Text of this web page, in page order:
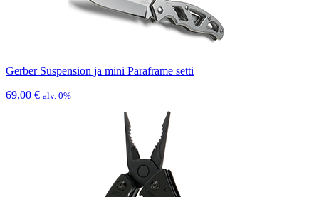
Gerber Suspension ja mini Paraframe setti
69,00 € alv. 0%